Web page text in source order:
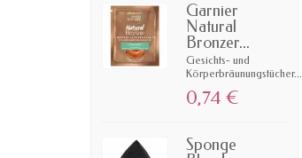
Garnier
Natural
Bronzer...
Gesichts- und
Körperbräunungstücher...
0,74 €
Sponge